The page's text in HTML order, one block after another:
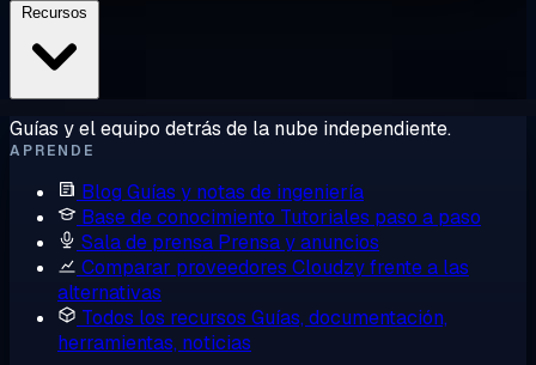
Guías y el equipo detrás de la nube independiente.
APRENDE
Blog Guías y notas de ingeniería
Base de conocimiento Tutoriales paso a paso
Sala de prensa Prensa y anuncios
Comparar proveedores Cloudzy frente a las
alternativas
Todos los recursos Guías, documentación,
herramientas, noticias